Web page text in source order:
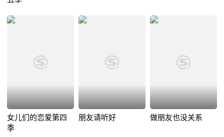
女儿们的恋爱第四
季
朋友请听好 做朋友也没关系